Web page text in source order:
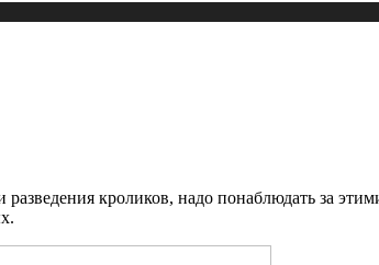
кроликов, надо понаблюдать за